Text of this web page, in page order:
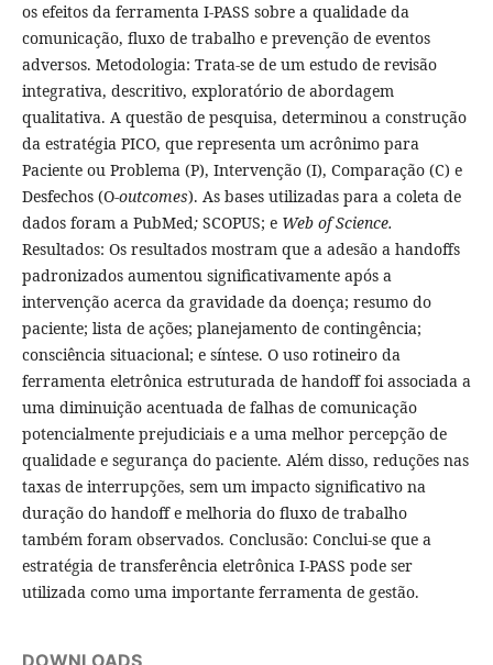
os efeitos da ferramenta I-PASS sobre a qualidade da
comunicação, fluxo de trabalho e prevenção de eventos
adversos. Metodologia: Trata-se de um estudo de revisão
integrativa, descritivo, exploratório de abordagem
qualitativa. A questão de pesquisa, determinou a construção
da estratégia PICO, que representa um acrônimo para
Paciente ou Problema (P), Intervenção (I), Comparação (C) e
Desfechos (O-outcomes). As bases utilizadas para a coleta de
dados foram a PubMed; SCOPUS; e Web of Science.
Resultados: Os resultados mostram que a adesão a handoffs
padronizados aumentou significativamente após a
intervenção acerca da gravidade da doença; resumo do
paciente; lista de ações; planejamento de contingência;
consciência situacional; e síntese. O uso rotineiro da
ferramenta eletrônica estruturada de handoff foi associada a
uma diminuição acentuada de falhas de comunicação
potencialmente prejudiciais e a uma melhor percepção de
qualidade e segurança do paciente. Além disso, reduções nas
taxas de interrupções, sem um impacto significativo na
duração do handoff e melhoria do fluxo de trabalho
também foram observados. Conclusão: Conclui-se que a
estratégia de transferência eletrônica I-PASS pode ser
utilizada como uma importante ferramenta de gestão.